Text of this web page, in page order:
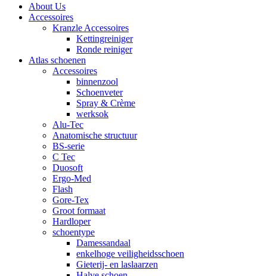
About Us
Accessoires
Kranzle Accessoires
Kettingreiniger
Ronde reiniger
Atlas schoenen
Accessoires
binnenzool
Schoenveter
Spray & Crème
werksok
Alu-Tec
Anatomische structuur
BS-serie
C Tec
Duosoft
Ergo-Med
Flash
Gore-Tex
Groot formaat
Hardloper
schoentype
Damessandaal
enkelhoge veiligheidsschoen
Gieterij- en laslaarzen